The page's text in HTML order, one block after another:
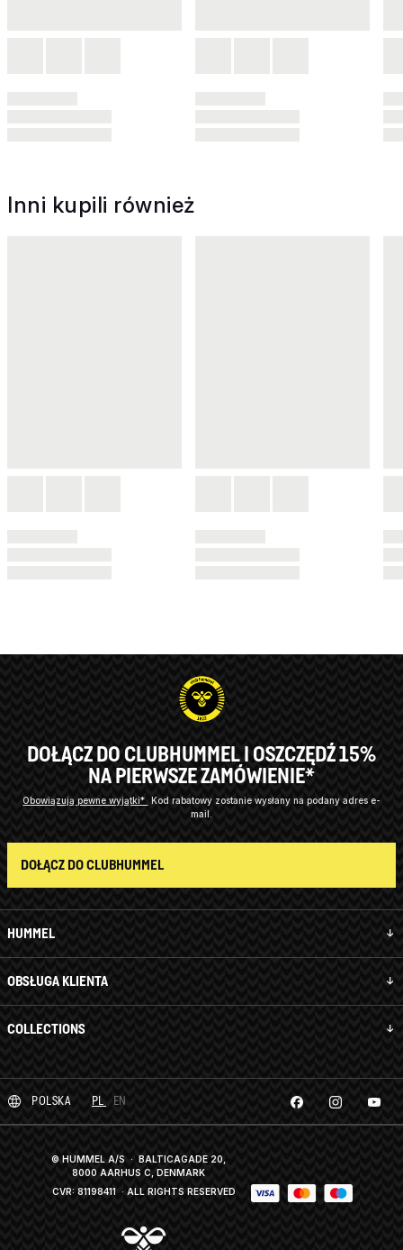
Inni kupili również
HUMMEL
OBSŁUGA KLIENTA
COLLECTIONS
DOŁĄCZ DO CLUBHUMMEL I OSZCZĘDŹ 15%
NA PIERWSZE ZAMÓWIENIE*
Obowiązują pewne wyjątki*
Kod rabatowy zostanie wysłany na podany adres e-
mail.
DOŁĄCZ DO CLUBHUMMEL
POLSKA PL EN
© HUMMEL A/S · BALTICAGADE 20,
8000 AARHUS C, DENMARK
CVR: 81198411 · ALL RIGHTS RESERVED